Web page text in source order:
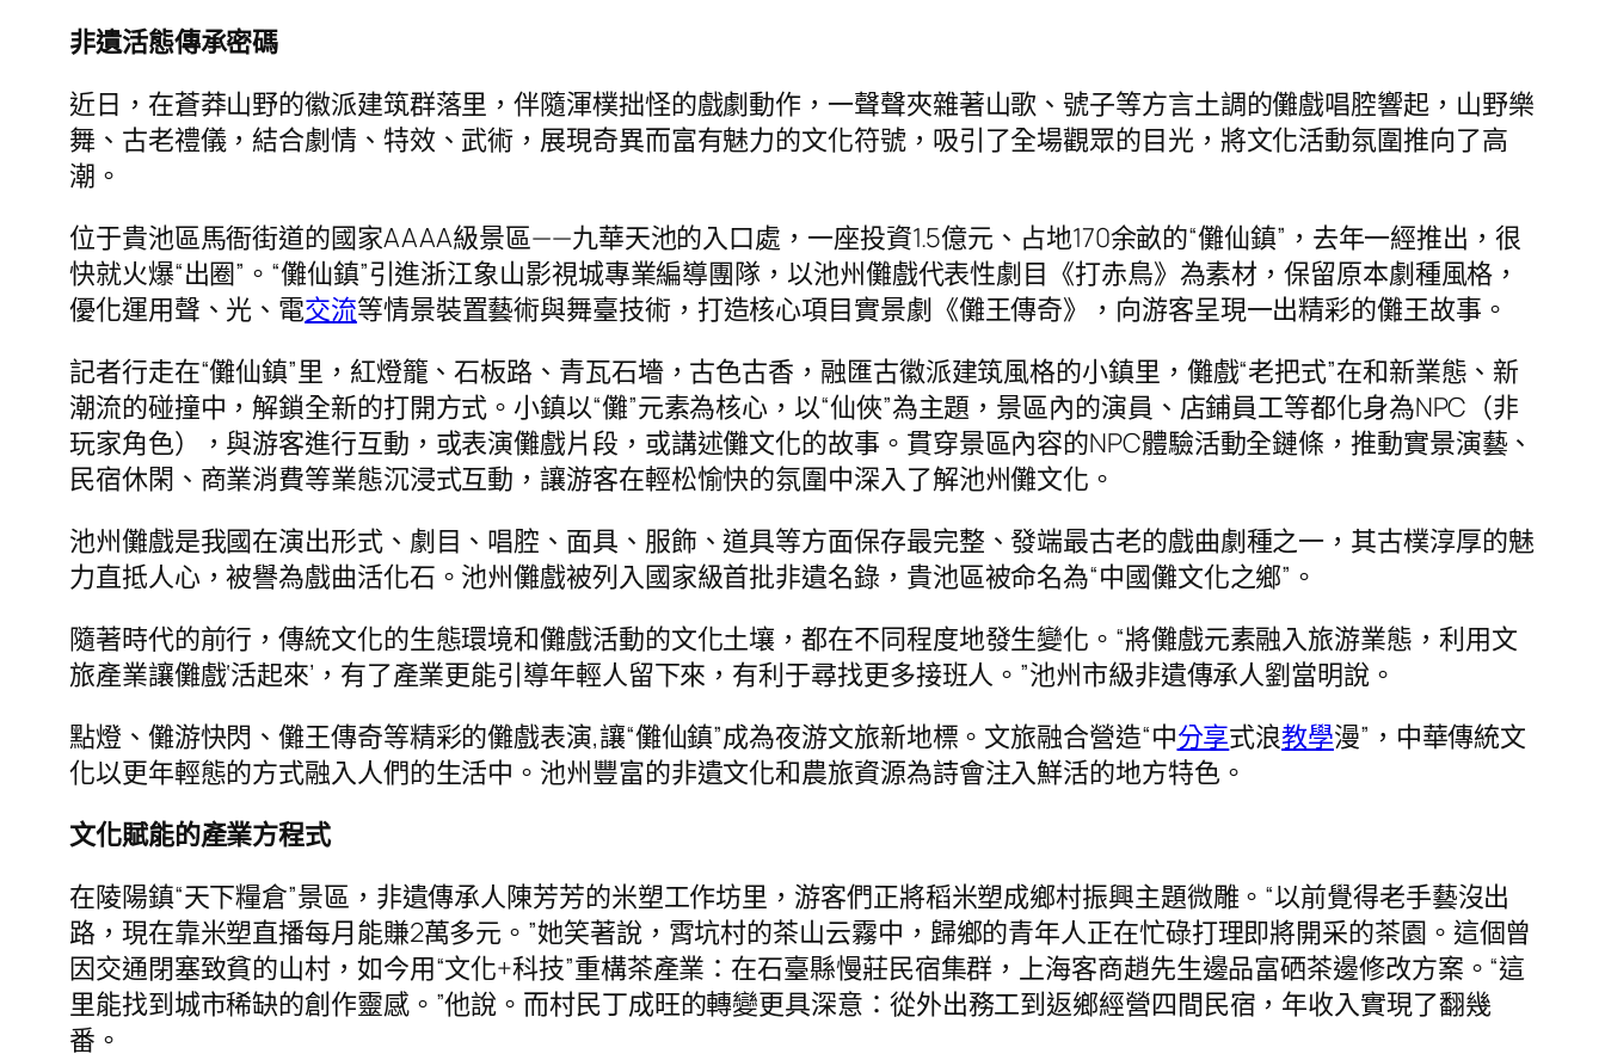
非遺活態傳承密碼
近日，在蒼莽山野的徽派建筑群落里，伴隨渾樸拙怪的戲劇動作，一聲聲夾雜著山歌、號子等方言土調的儺戲唱腔響起，山野樂
舞、古老禮儀，結合劇情、特效、武術，展現奇異而富有魅力的文化符號，吸引了全場觀眾的目光，將文化活動氛圍推向了高
潮。
位于貴池區馬衙街道的國家AAAA級景區——九華天池的入口處，一座投資1.5億元、占地170余畝的“儺仙鎮”，去年一經推出，很
快就火爆“出圈”。“儺仙鎮”引進浙江象山影視城專業編導團隊，以池州儺戲代表性劇目《打赤鳥》為素材，保留原本劇種風格，
優化運用聲、光、電交流等情景裝置藝術與舞臺技術，打造核心項目實景劇《儺王傳奇》，向游客呈現一出精彩的儺王故事。
記者行走在“儺仙鎮”里，紅燈籠、石板路、青瓦石墻，古色古香，融匯古徽派建筑風格的小鎮里，儺戲“老把式”在和新業態、新
潮流的碰撞中，解鎖全新的打開方式。小鎮以“儺”元素為核心，以“仙俠”為主題，景區內的演員、店鋪員工等都化身為NPC（非
玩家角色），與游客進行互動，或表演儺戲片段，或講述儺文化的故事。貫穿景區內容的NPC體驗活動全鏈條，推動實景演藝、
民宿休閑、商業消費等業態沉浸式互動，讓游客在輕松愉快的氛圍中深入了解池州儺文化。
池州儺戲是我國在演出形式、劇目、唱腔、面具、服飾、道具等方面保存最完整、發端最古老的戲曲劇種之一，其古樸淳厚的魅
力直抵人心，被譽為戲曲活化石。池州儺戲被列入國家級首批非遺名錄，貴池區被命名為“中國儺文化之鄉”。
隨著時代的前行，傳統文化的生態環境和儺戲活動的文化土壤，都在不同程度地發生變化。“將儺戲元素融入旅游業態，利用文
旅產業讓儺戲‘活起來’，有了產業更能引導年輕人留下來，有利于尋找更多接班人。”池州市級非遺傳承人劉當明說。
點燈、儺游快閃、儺王傳奇等精彩的儺戲表演,讓“儺仙鎮”成為夜游文旅新地標。文旅融合營造“中分享式浪教學漫”，中華傳統文
化以更年輕態的方式融入人們的生活中。池州豐富的非遺文化和農旅資源為詩會注入鮮活的地方特色。
文化賦能的產業方程式
在陵陽鎮“天下糧倉”景區，非遺傳承人陳芳芳的米塑工作坊里，游客們正將稻米塑成鄉村振興主題微雕。“以前覺得老手藝沒出
路，現在靠米塑直播每月能賺2萬多元。”她笑著說，霄坑村的茶山云霧中，歸鄉的青年人正在忙碌打理即將開采的茶園。這個曾
因交通閉塞致貧的山村，如今用“文化+科技”重構茶產業：在石臺縣慢莊民宿集群，上海客商趙先生邊品富硒茶邊修改方案。“這
里能找到城市稀缺的創作靈感。”他說。而村民丁成旺的轉變更具深意：從外出務工到返鄉經營四間民宿，年收入實現了翻幾
番。